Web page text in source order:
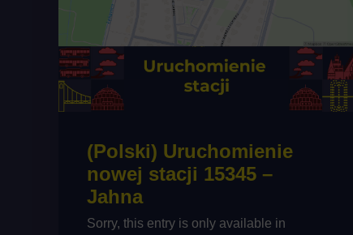
(Polski) Uruchomienie
nowej stacji 15345 –
Jahna
Sorry, this entry is only available in